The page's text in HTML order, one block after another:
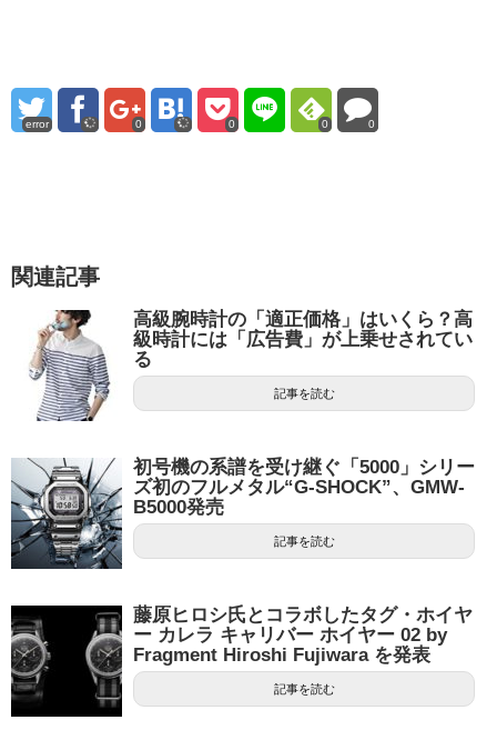
error 0 0 0 0
関連記事
高級腕時計の「適正価格」はいくら？高
級時計には「広告費」が上乗せされてい
る
記事を読む
初号機の系譜を受け継ぐ「5000」シリー
ズ初のフルメタル“G-SHOCK”、GMW-
B5000発売
記事を読む
藤原ヒロシ氏とコラボしたタグ・ホイヤ
ー カレラ キャリバー ホイヤー 02 by
Fragment Hiroshi Fujiwara を発表
記事を読む